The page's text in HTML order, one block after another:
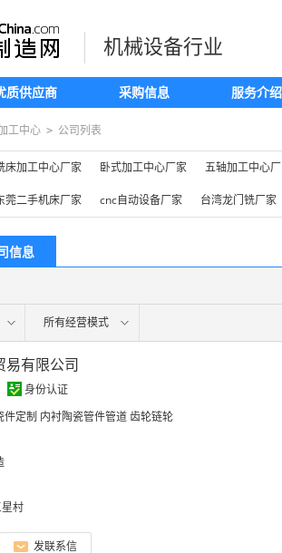
机械设备行业
质供应商 采购信息 服务介绍
工中心 > 公司列表
床加工中心厂家 卧式加工中心厂家 五轴加工中心
莞二手机床厂家 cnc自动设备厂家 台湾龙门铣厂家
信息
所有经营模式
易有限公司
身份认证
件定制 内衬陶瓷管件管道齿轮链轮
村
发联系信